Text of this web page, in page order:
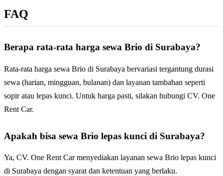
FAQ
Berapa rata-rata harga sewa Brio di Surabaya?
Rata-rata harga sewa Brio di Surabaya bervariasi tergantung durasi
sewa (harian, mingguan, bulanan) dan layanan tambahan seperti
sopir atau lepas kunci. Untuk harga pasti, silakan hubungi CV. One
Rent Car.
Apakah bisa sewa Brio lepas kunci di Surabaya?
Ya, CV. One Rent Car menyediakan layanan sewa Brio lepas kunci
di Surabaya dengan syarat dan ketentuan yang berlaku.